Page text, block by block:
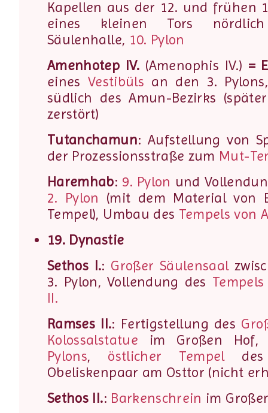
Kapellen aus der 12. und frühen
eines kleinen Tors
Säulenhalle, 10. Pylon
Amenhotep IV. (Amenophis IV.) =
eines Vestibüls an den 3.
südlich des Amun-Bezirks
zerstört)
Tutanchamun: Aufstellung von
der Prozessionsstraße zum Mut-
Haremhab: 9. Pylon und
2. Pylon (mit dem Material von
Tempel), Umbau des Tempels von
19. Dynastie
Sethos I.: Großer Säulensaal
3. Pylon, Vollendung des
II.
Ramses II.: Fertigstellung des
Kolossalstatue im Großen
Pylons, östlicher Tempeldes
Obeliskenpaar am Osttor (nicht
Sethos II.: Barkenschrein im